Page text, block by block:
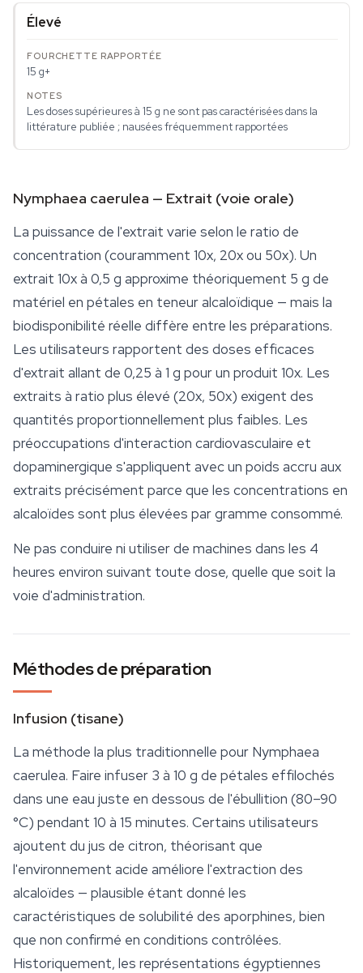
Élevé
15 g+
Les doses supérieures à 15 g ne sont pas caractérisées dans la
littérature publiée ; nausées fréquemment rapportées
Nymphaea caerulea — Extrait (voie orale)
La puissance de l'extrait varie selon le ratio de
concentration (couramment 10x, 20x ou 50x). Un
extrait 10x à 0,5 g approxime théoriquement 5 g de
matériel en pétales en teneur alcaloïdique — mais la
biodisponibilité réelle diffère entre les préparations.
Les utilisateurs rapportent des doses efficaces
d'extrait allant de 0,25 à 1 g pour un produit 10x. Les
extraits à ratio plus élevé (20x, 50x) exigent des
quantités proportionnellement plus faibles. Les
préoccupations d'interaction cardiovasculaire et
dopaminergique s'appliquent avec un poids accru aux
extraits précisément parce que les concentrations en
alcaloïdes sont plus élevées par gramme consommé.
Ne pas conduire ni utiliser de machines dans les 4
heures environ suivant toute dose, quelle que soit la
voie d'administration.
Méthodes de préparation
Infusion (tisane)
La méthode la plus traditionnelle pour Nymphaea
caerulea. Faire infuser 3 à 10 g de pétales effilochés
dans une eau juste en dessous de l'ébullition (80–90
°C) pendant 10 à 15 minutes. Certains utilisateurs
ajoutent du jus de citron, théorisant que
l'environnement acide améliore l'extraction des
alcaloïdes — plausible étant donné les
caractéristiques de solubilité des aporphines, bien
que non confirmé en conditions contrôlées.
Historiquement, les représentations égyptiennes